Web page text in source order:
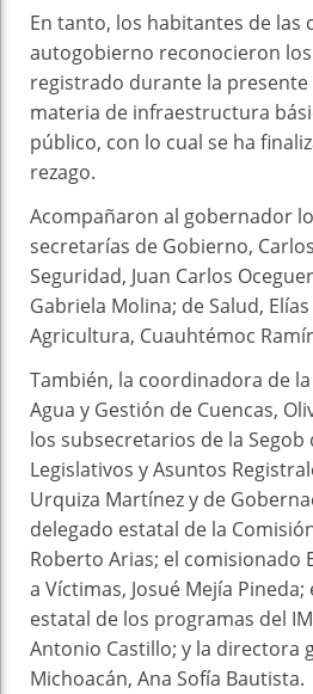
En tanto, los habitantes de las
autogobierno reconocieron los
registrado durante la
materia de infraestructura
público, con lo cual se ha
rezago.
Acompañaron al gobernador
secretarías de Gobierno,
Seguridad, Juan Carlos
Gabriela Molina; de Salud,
Agricultura, Cuauhtémoc
También, la coordinadora de
Agua y Gestión de Cuencas,
los subsecretarios de la Segob
Legislativos y Asuntos
Urquiza Martínez y de
delegado estatal de la
Roberto Arias; el comisionado
a Víctimas, Josué Mejía
estatal de los programas del
Antonio Castillo; y la directora
Michoacán, Ana Sofía Bautista.